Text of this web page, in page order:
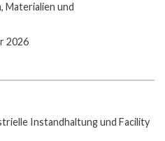
Materialien und
2026
Instandhaltung und Facility